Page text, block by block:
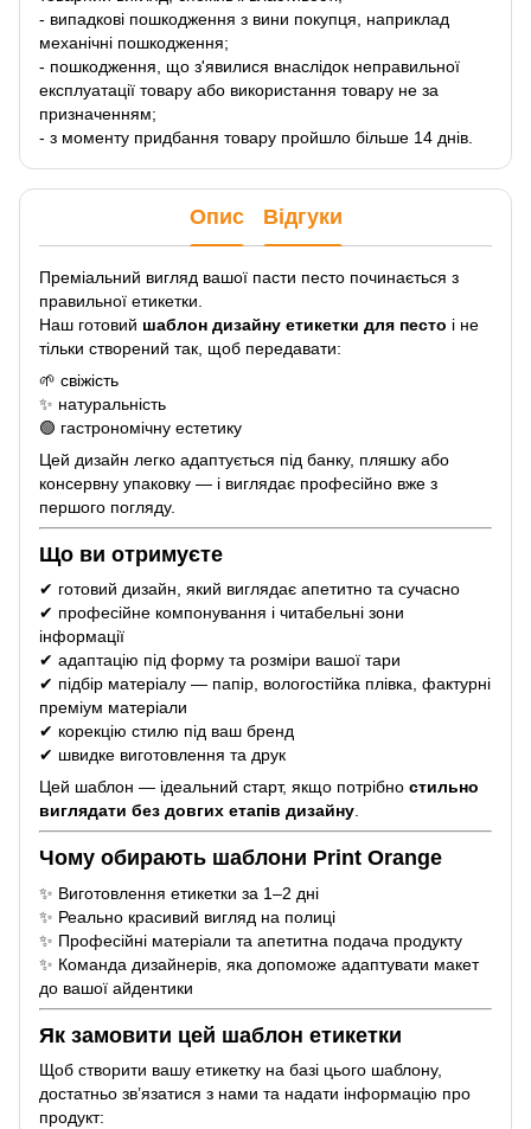
- випадкові пошкодження з вини покупця, наприклад
механічні пошкодження;
- пошкодження, що з'явилися внаслідок неправильної
експлуатації товару або використання товару не за
призначенням;
- з моменту придбання товару пройшло більше 14 днів.
Опис Відгуки
Преміальний вигляд вашої пасти песто починається з
правильної етикетки.
Наш готовий шаблон дизайну етикетки для песто і не
тільки створений так, щоб передавати:
🌱 свіжість
✨ натуральність
🟢 гастрономічну естетику
Цей дизайн легко адаптується під банку, пляшку або
консервну упаковку — і виглядає професійно вже з
першого погляду.
Що ви отримуєте
✔ готовий дизайн, який виглядає апетитно та сучасно
✔ професійне компонування і читабельні зони
інформації
✔ адаптацію під форму та розміри вашої тари
✔ підбір матеріалу — папір, вологостійка плівка, фактурні
преміум матеріали
✔ корекцію стилю під ваш бренд
✔ швидке виготовлення та друк
Цей шаблон — ідеальний старт, якщо потрібно стильно
виглядати без довгих етапів дизайну
Чому обирають шаблони Print Orange
✨ Виготовлення етикетки за 1–2 дні
✨ Реально красивий вигляд на полиці
✨ Професійні матеріали та апетитна подача продукту
✨ Команда дизайнерів, яка допоможе адаптувати макет
до вашої айдентики
Як замовити цей шаблон етикетки
Щоб створити вашу етикетку на базі цього шаблону,
достатньо зв’язатися з нами та надати інформацію про
продукт: